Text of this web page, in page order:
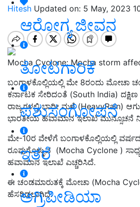
ಆರೋಗ್ಯ ಜೀವನ
ತೋಟಗಾರಿಕೆ
ಪಶುಸಂಗೋಪನೆ
ಇತರೆ
ಅಗ್ರಿಪೀಡಿಯಾ
Hitesh Updated on: 5 May, 2023
Mocha Cyclone: Mocha storm
ಬಂಗಾಳಕೊಲ್ಲಿಯಲ್ಲಿ ಮೇ 8ರಂದು ಮೋಚಾ
ಕರ್ನಾಟಕ ಸೇರಿದಂತೆ (South India)
ರಾಜ್ಯಗಳಲ್ಲಿ ಭಾರೀ ಮಳೆ (HeavyRain)
ಭಾರತೀಯ ಹವಾಮಾನ ಇಲಾಖೆ ಮುನ್ಸೂಚನೆ
ಮೇ-10ರ ವೇಳೆಗೆ ಬಂಗಾಳಕೊಲ್ಲಿಯಲ್ಲಿ
ರೂಪುಗೊಳ್ಳುವ (Mocha Cyclone )
ಹವಾಮಾನ ಇಲಾಖೆ ಎಚ್ಚರಿಸಿದೆ.
ಈ ಚಂಡಮಾರುತಕ್ಕೆ ಮೋಚಾ (Mocha
ಹೆಸರಿಡಲಾಗಿದೆ.